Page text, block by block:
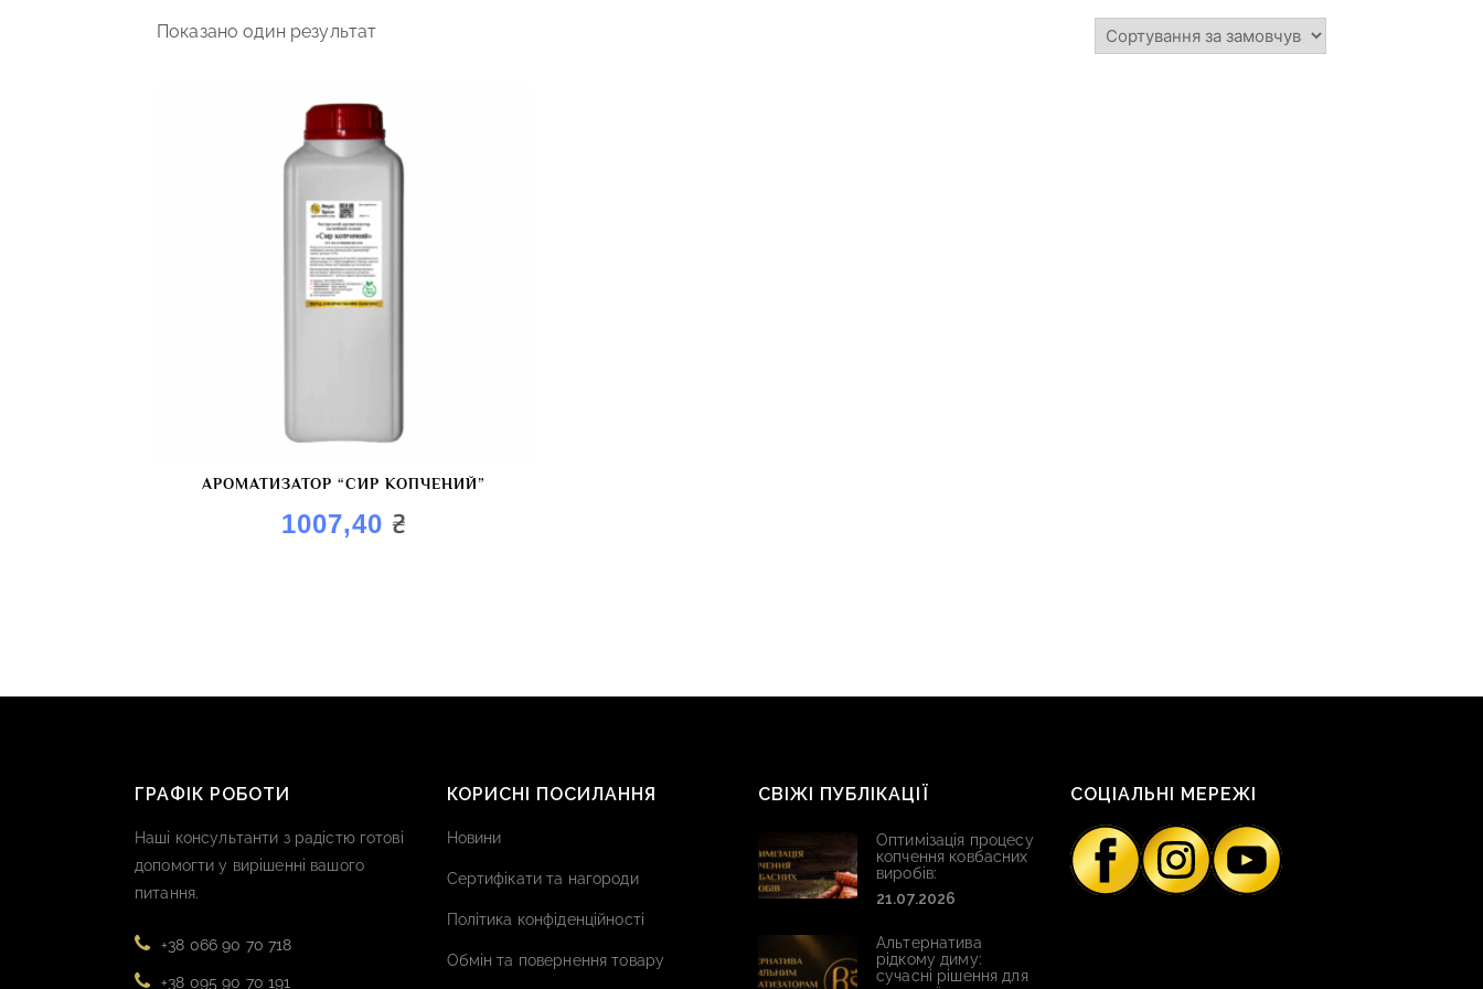
Показано один результат
АРОМАТИЗАТОР “СИР КОПЧЕНИЙ”
1007,40 ₴
ГРАФІК РОБОТИ
Наші консультанти з радістю готові
допомогти у вирішенні вашого
питання.
+38 066 90 70 718
+38 095 90 70 191
КОРИСНІ ПОСИЛАННЯ
Новини
Сертифікати та нагороди
Політика конфіденційності
Обмін та повернення товару
СВІЖІ ПУБЛІКАЦІЇ
Оптимізація процесу
копчення ковбасних
виробів:
21.07.2026
Альтернатива
рідкому диму:
сучасні рішення для
СОЦІАЛЬНІ МЕРЕЖІ